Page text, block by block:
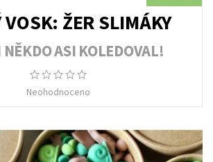
VOSK: ŽER SLIMÁKY
NĚKDO ASI KOLEDOVAL!
Neohodnoceno